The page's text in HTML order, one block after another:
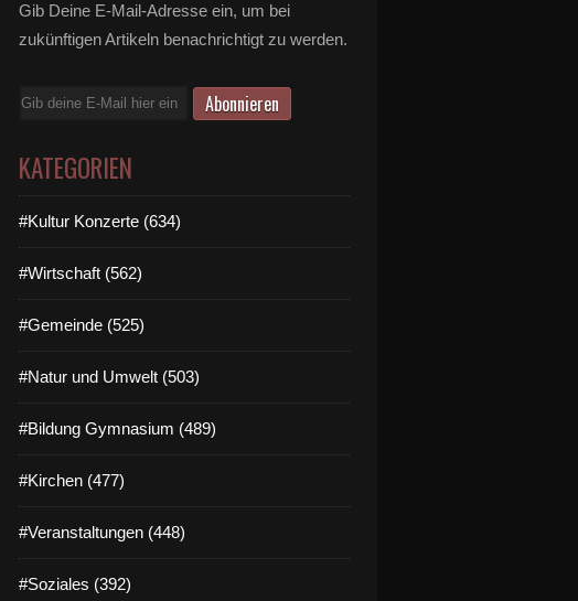
Gib Deine E-Mail-Adresse ein, um bei
zukünftigen Artikeln benachrichtigt zu werden.
E-
KATEGORIEN
#Kultur Konzerte (634)
#Wirtschaft (562)
#Gemeinde (525)
#Natur und Umwelt (503)
#Bildung Gymnasium (489)
#Kirchen (477)
#Veranstaltungen (448)
#Soziales (392)